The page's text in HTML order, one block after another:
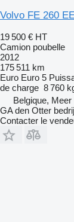
Volvo FE 260
19 500 € HT
Camion poubelle
2012
175 511 km
Euro Euro 5
de charge 8 760
Belgique, Meer
GA den Otter
Contacter le